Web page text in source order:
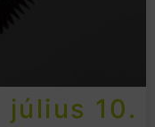
július 10.